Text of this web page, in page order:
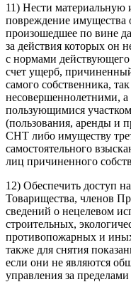
11) Нести материальную
повреждение имущества
произошедшее по вине
за действия которых он
с нормами действующего
счет ущерб,
самого собственника,
несовершеннолетними,
пользующимися
(пользования, аренды и
СНТ либо имуществу
самостоятельного
лиц причиненного
12) Обеспечить доступ
Товарищества, членов
сведений о нецелевом
строительных,
противопожарных и
также для снятия
если они не являются
управления за пределами